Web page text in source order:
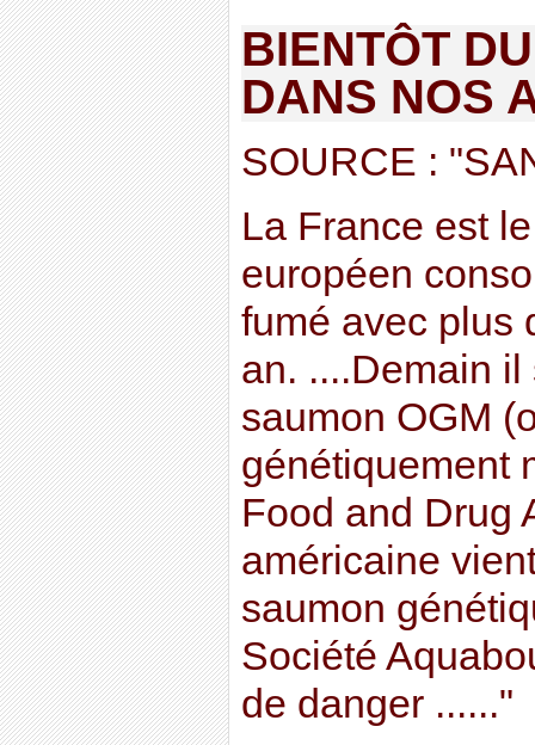
BIENTÔT
DANS NOS
SOURCE :
La France est
européen
fumé avec plus
an. ....Demain il
saumon OGM
génétiquement
Food and Drug
américaine
saumon
Société
de danger ......"